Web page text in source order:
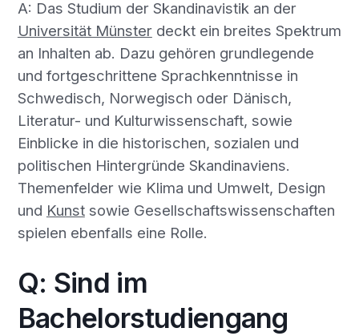
A: Das Studium der Skandinavistik an der
Universität Münsterdeckt ein breites Spektrum
an Inhalten ab. Dazu gehören grundlegende
und fortgeschrittene Sprachkenntnisse in
Schwedisch, Norwegisch oder Dänisch,
Literatur- und Kulturwissenschaft, sowie
Einblicke in die historischen, sozialen und
politischen Hintergründe Skandinaviens.
Themenfelder wie Klima und Umwelt, Design
und Kunstsowie Gesellschaftswissenschaften
spielen ebenfalls eine Rolle.
Q: Sind im
Bachelorstudiengang